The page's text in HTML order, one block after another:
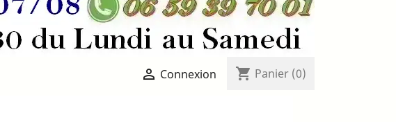
 Connexion shopping_cart Panier (0)